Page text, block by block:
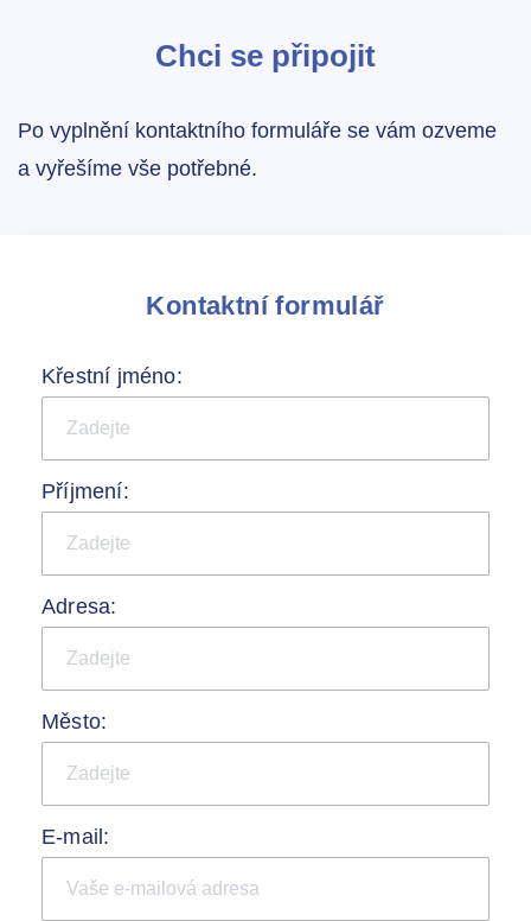
Chci se připojit
Po vyplnění kontaktního formuláře se vám ozveme
a vyřešíme vše potřebné.
Kontaktní formulář
Křestní jméno:
Příjmení:
Adresa:
Město:
E-mail: